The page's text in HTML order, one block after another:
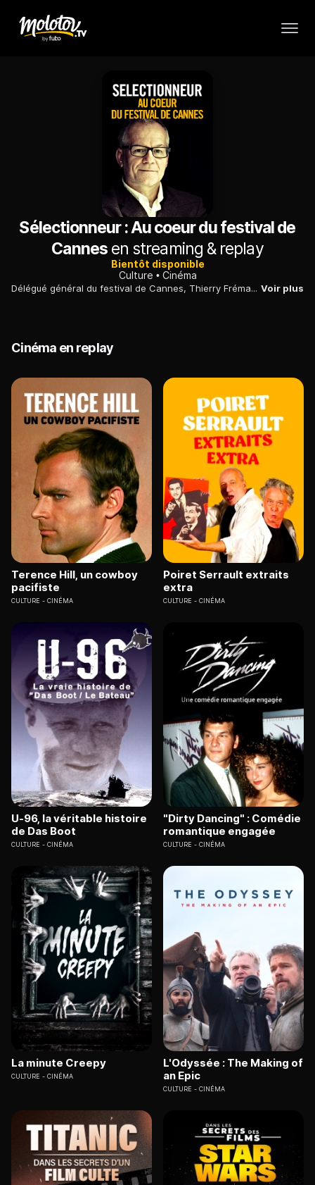
Sélectionneur : Au coeur du festival de
Cannesen streaming & replay
Bientôt disponible
Culture
Cinéma
Délégué général du festival de Cannes, Thierry Frémaux explique son rôle de sélectionneur et son souci de maintenir la qualité du plus important événement culturel du monde. Voir plus
Cinéma en replay
Terence Hill, un cowboy
pacifiste
CULTURE CINÉMA
Poiret Serrault extraits
extra
CULTURE CINÉMA
U-96, la véritable histoire
de Das Boot
CULTURE CINÉMA
"Dirty Dancing" : Comédie
romantique engagée
CULTURE CINÉMA
La minute Creepy
CULTURE CINÉMA
L'Odyssée : The Making of
an Epic
CULTURE CINÉMA